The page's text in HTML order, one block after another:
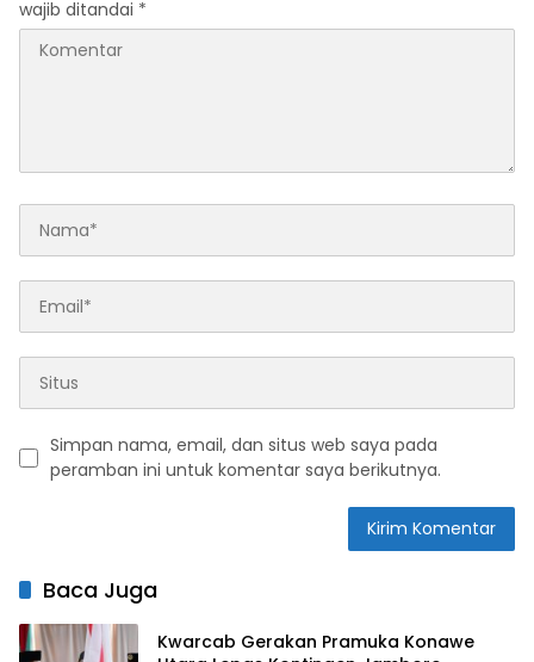
wajib ditandai *
Simpan nama, email, dan situs web saya pada
peramban ini untuk komentar saya berikutnya.
Baca Juga
Kwarcab Gerakan Pramuka Konawe